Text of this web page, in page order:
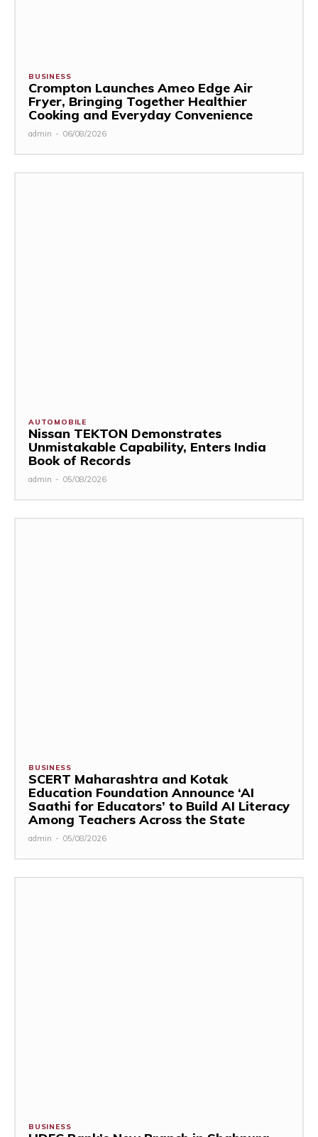
BUSINESS
Crompton Launches Ameo Edge Air
Fryer, Bringing Together Healthier
Cooking and Everyday Convenience
admin - 06/08/2026
AUTOMOBILE
Nissan TEKTON Demonstrates
Unmistakable Capability, Enters India
Book of Records
admin - 05/08/2026
BUSINESS
SCERT Maharashtra and Kotak
Education Foundation Announce ‘AI
Saathi for Educators’ to Build AI Literacy
Among Teachers Across the State
admin - 05/08/2026
BUSINESS